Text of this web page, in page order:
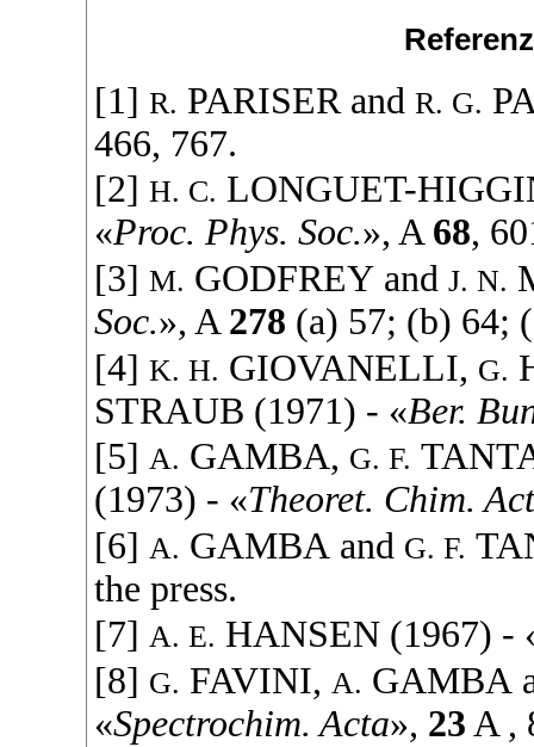
[1]R. PARISER andR. G.
466, 767.
[2]H. C. LONGUET-
«Proc. Phys. Soc.», A 68,
[3]M. GODFREY andJ. N.
Soc.», A 278 (a) 57; (b) 64;
[4]K. H. GIOVANELLI, G.
STRAUB (1971) - «Ber.
[5]A. GAMBA, G. F.
(1973) - «Theoret. Chim.
[6] A. GAMBA and G. F.
the press.
[7]A. E. HANSEN (1967) -
[8] G. FAVINI, A. GAMBA
«Spectrochim. Acta», 23 A ,